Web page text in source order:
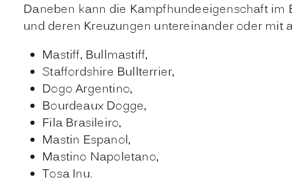
Daneben kann die Kampfhundeeigenschaft
und deren Kreuzungen untereinander oder mit
Mastiff, Bullmastiff,
Staffordshire Bullterrier,
Dogo Argentino,
Bourdeaux Dogge,
Fila Brasileiro,
Mastin Espanol,
Mastino Napoletano,
Tosa Inu.